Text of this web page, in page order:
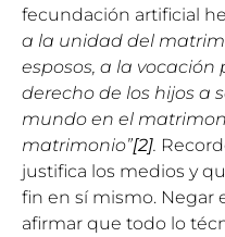
fecundación artificial
a la unidad del
esposos, a la vocación
derecho de los hijos a
mundo en el
matrimonio”[2].
justifica los medios y
fin en sí mismo. Negar
afirmar que todo lo